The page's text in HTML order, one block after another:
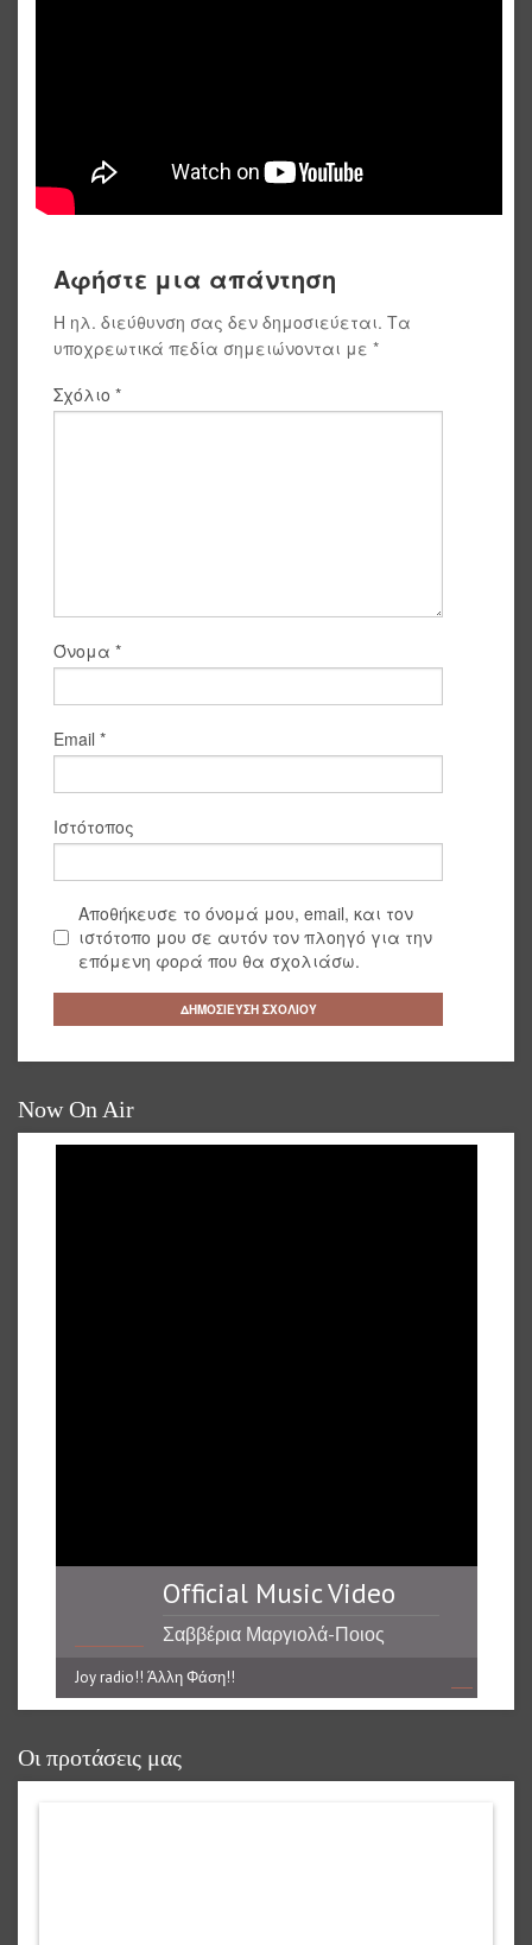
Αφήστε μια απάντηση
Η ηλ. διεύθυνση σας δεν δημοσιεύεται. Τα
υποχρεωτικά πεδία σημειώνονται με *
Σχόλιο *
Όνομα *
Email *
Ιστότοπος
Αποθήκευσε το όνομά μου, email, και τον
ιστότοπο μου σε αυτόν τον πλοηγό για την
επόμενη φορά που θα σχολιάσω.
Now On Air
Official Music Video
Σαββέρια Μαργιολά-Ποιος
Joy radio!! Άλλη Φάση!!
reading data...
Οι προτάσεις μας